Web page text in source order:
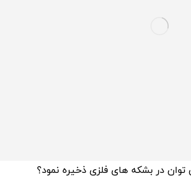
در بشکه های فلزی ذخیره نمود؟